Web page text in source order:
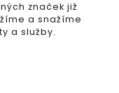
značek již
a snažíme
a služby.